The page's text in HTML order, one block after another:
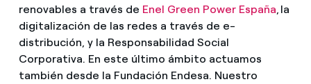
renovables a través de Enel Green Power España , la
digitalización de las redes a través de e-
distribución, y la Responsabilidad Social
Corporativa. En este último ámbito actuamos
también desde la Fundación Endesa. Nuestro